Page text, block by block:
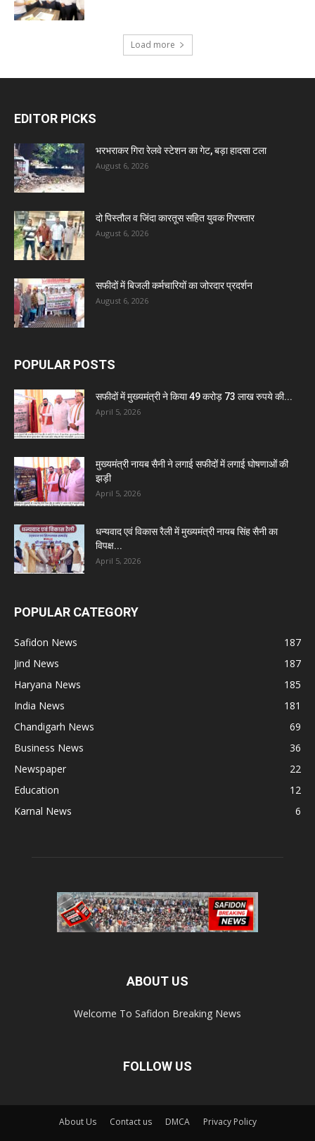
Load more
EDITOR PICKS
भरभराकर गिरा रेलवे स्टेशन का गेट, बड़ा हादसा टला
August 6, 2026
दो पिस्तौल व जिंदा कारतूस सहित युवक गिरफ्तार
August 6, 2026
सफीदों में बिजली कर्मचारियों का जोरदार प्रदर्शन
August 6, 2026
POPULAR POSTS
सफीदों में मुख्यमंत्री ने किया 49 करोड़ 73 लाख रुपये की...
April 5, 2026
मुख्यमंत्री नायब सैनी ने लगाई सफीदों में लगाई घोषणाओं की
झड़ी
April 5, 2026
धन्यवाद एवं विकास रैली में मुख्यमंत्री नायब सिंह सैनी का
विपक्ष...
April 5, 2026
POPULAR CATEGORY
Safidon News
187
Jind News
187
Haryana News
185
India News
181
Chandigarh News
69
Business News
36
Newspaper
22
Education
12
Karnal News
6
ABOUT US
Welcome To Safidon Breaking News
FOLLOW US
About Us Contact us DMCA Privacy Policy